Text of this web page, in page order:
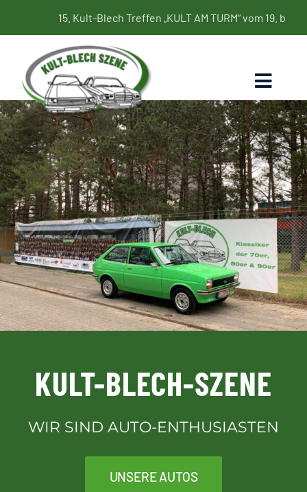
Inhalt
springen
15. Kult-Blech Treffen „KULT AM TURM“ vom 19. bis 21. Juni
Home
Termine
Bildergalerie
Kultbleche
Blog
Kontakt
Kult-Blech-Shop für Vereinsmitglieder
KULT-BLECH-SZENE
WIR SIND AUTO-ENTHUSIASTEN
UNSERE AUTOS